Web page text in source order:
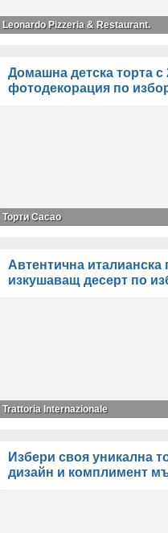
Leonardo Pizzeria & Restaurant.
Домашна детска торта с
фотодекорация по
Торти Cacao
Автентична италианска
изкушаващ десерт по
Trattoria Internazionale
Избери своя уникална
дизайн и комплимент